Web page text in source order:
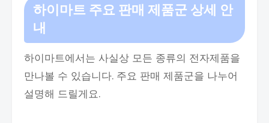
하이마트 주요 판매 제품군 상세 안
내
하이마트에서는 사실상 모든 종류의 전자제품을
만나볼 수 있습니다. 주요 판매 제품군을 나누어
설명해 드릴게요.